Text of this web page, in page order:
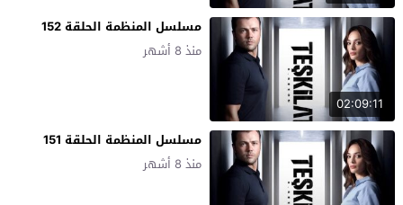
02:09:11
مسلسل المنظمة الحلقة 152
منذ 8 أشهر
مسلسل المنظمة الحلقة 151
منذ 8 أشهر